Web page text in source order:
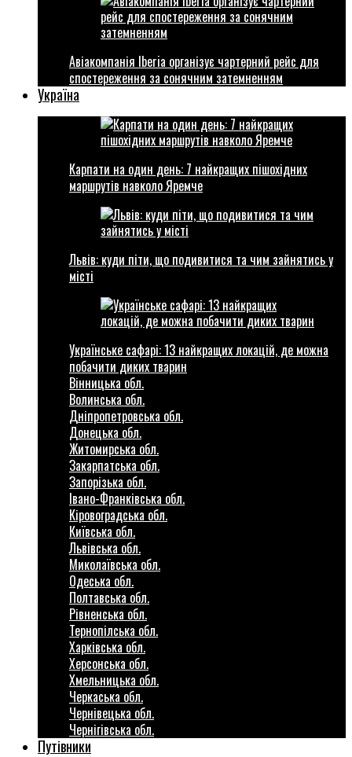
Авіакомпанія Iberia організує чартерний рейс для
спостереження за сонячним затемненням
Україна
Карпати на один день: 7 найкращих пішохідних
маршрутів навколо Яремче
Львів: куди піти, що подивитися та чим зайнятись у
місті
Українське сафарі: 13 найкращих локацій, де можна
побачити диких тварин
Вінницька обл.
Волинська обл.
Дніпропетровська обл.
Донецька обл.
Житомирська обл.
Закарпатська обл.
Запорізька обл.
Івано-Франківська обл.
Кіровоградська обл.
Київська обл.
Львівська обл.
Миколаївська обл.
Одеська обл.
Полтавська обл.
Рівненська обл.
Тернопілська обл.
Харківська обл.
Херсонська обл.
Хмельницька обл.
Черкаська обл.
Чернівецька обл.
Чернігівська обл.
Путівники